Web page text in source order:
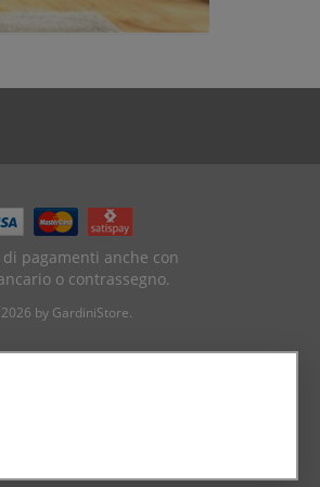
pagamenti anche con
o contrassegno.
by GardiniStore.